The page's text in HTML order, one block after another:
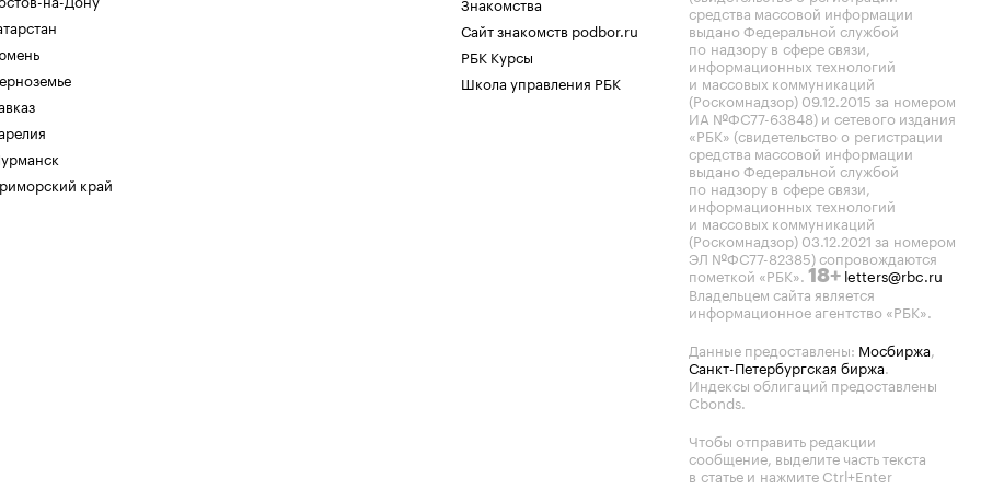
край
Сайт знакомств podbor.ru
РБК Курсы
Школа управления РБК
средства массовой информации
выдано Федеральной службой
по надзору в сфере связи,
информационных технологий
и массовых коммуникаций
(Роскомнадзор) 09.12.2015 за номером
ИА №ФС77-63848) и сетевого издания
«РБК» (свидетельство о регистрации
средства массовой информации
выдано Федеральной службой
по надзору в сфере связи,
информационных технологий
и массовых коммуникаций
(Роскомнадзор) 03.12.2021 за номером
ЭЛ №ФС77-82385) сопровождаются
пометкой «РБК». 18+ letters@rbc.ru
Владельцем сайта является
информационное агентство «РБК».
Данные предоставлены: Мосбиржа,
Санкт-Петербургская биржа.
Индексы облигаций предоставлены
Cbonds.
Чтобы отправить редакции
сообщение, выделите часть текста
в статье и нажмите Ctrl+Enter